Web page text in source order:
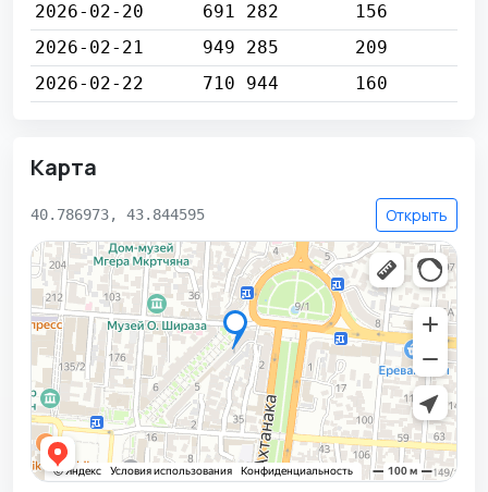
2026-02-20
691 282
156
2026-02-21
949 285
209
2026-02-22
710 944 160
Карта
40.786973, 43.844595 Открыть